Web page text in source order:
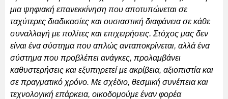
μια ψηφιακή επανεκκίνηση που αποτυπώνεται σε
ταχύτερες διαδικασίες και ουσιαστική διαφάνεια σε κάθε
συναλλαγή με πολίτες και επιχειρήσεις. Στόχος μας δεν
είναι ένα σύστημα που απλώς ανταποκρίνεται, αλλά ένα
σύστημα που προβλέπει ανάγκες, προλαμβάνει
καθυστερήσεις και εξυπηρετεί με ακρίβεια, αξιοπιστία και
σε πραγματικό χρόνο. Με σχέδιο, θεσμική συνέπεια και
τεχνολογική επάρκεια, οικοδομούμε έναν φορέα